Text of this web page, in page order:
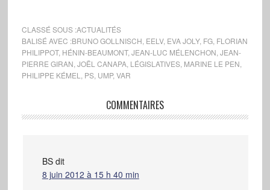
CLASSÉ SOUS :ACTUALITÉS
BALISÉ AVEC :BRUNO GOLLNISCH EELV, EVA JOLY, FG, FLORIAN
PHILIPPOT, HÉNIN-BEAUMONT, JEAN-LUC MÉLENCHON JEAN-
PIERRE GIRAN JOËL CANAPA, LÉGISLATIVES, MARINE LE PEN
PHILIPPE KÉMEL
PS, UMP, VAR
COMMENTAIRES
BS dit
8 juin 2012 à 15 h 40 min